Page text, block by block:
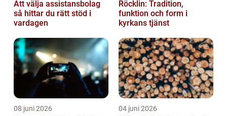
Att välja assistansbolag
så hittar du rätt stöd i
vardagen
Röcklin: Tradition,
funktion och form i
kyrkans tjänst
08 juni 2026 04 juni 2026